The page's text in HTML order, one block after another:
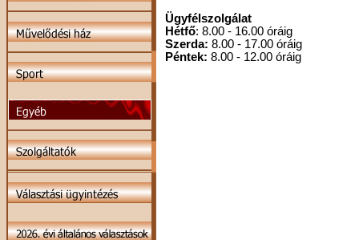
Ügyfélszolgálat
Hétfő: 8.00 - 16.00 óráig
Szerda: 8.00 - 17.00 óráig
Péntek: 8.00 - 12.00 óráig